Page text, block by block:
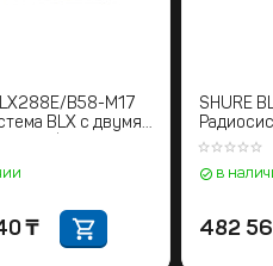
SHURE BLX288E/B58-M17
Радиосистема BLX с двумя
в наличии
609 440